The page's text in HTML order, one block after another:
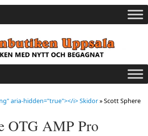
aria-hidden="true"></i> Skidor»Scott Sphere
OTG AMP Pro